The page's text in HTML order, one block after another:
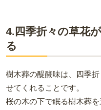
4.四季折々の草花
る
樹木葬の醍醐味は、四季
せてくれることです。
桜の木の下で眠る樹木葬